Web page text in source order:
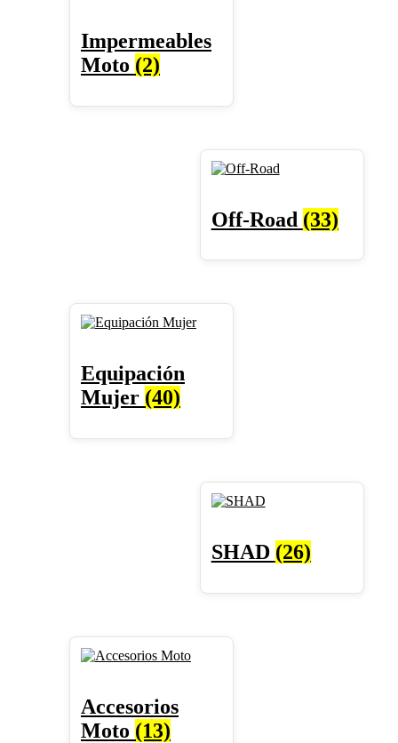
Impermeables
Moto (2)
Off-Road (33)
Equipación
Mujer (40)
SHAD (26)
Accesorios
Moto (13)